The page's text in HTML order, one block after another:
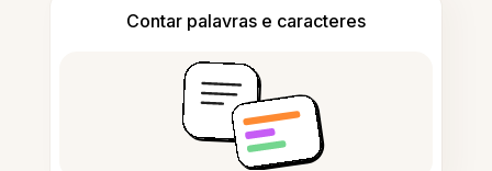
Contar palavras e caracteres